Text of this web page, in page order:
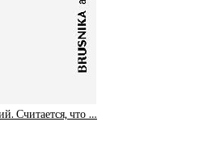
Считается, что …